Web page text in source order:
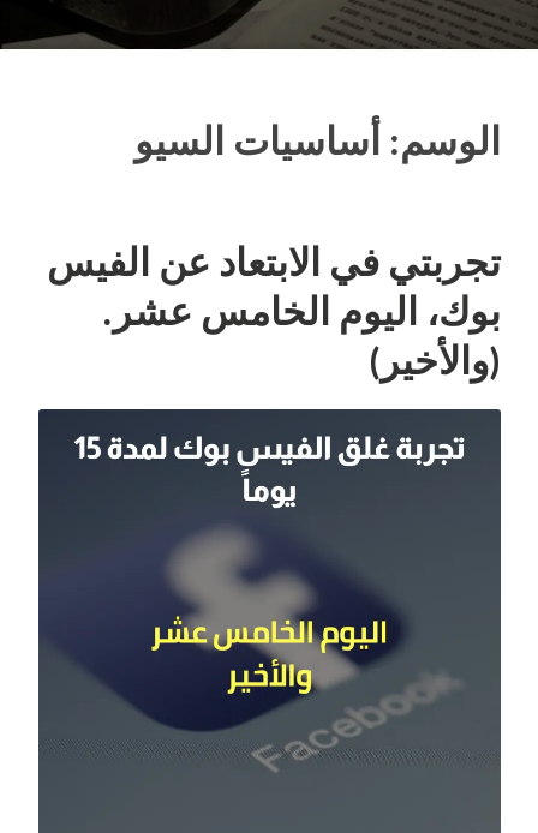
الوسم: أساسيات السيو
تجربتي في الابتعاد عن الفيس
بوك، اليوم الخامس عشر.
(والأخير)